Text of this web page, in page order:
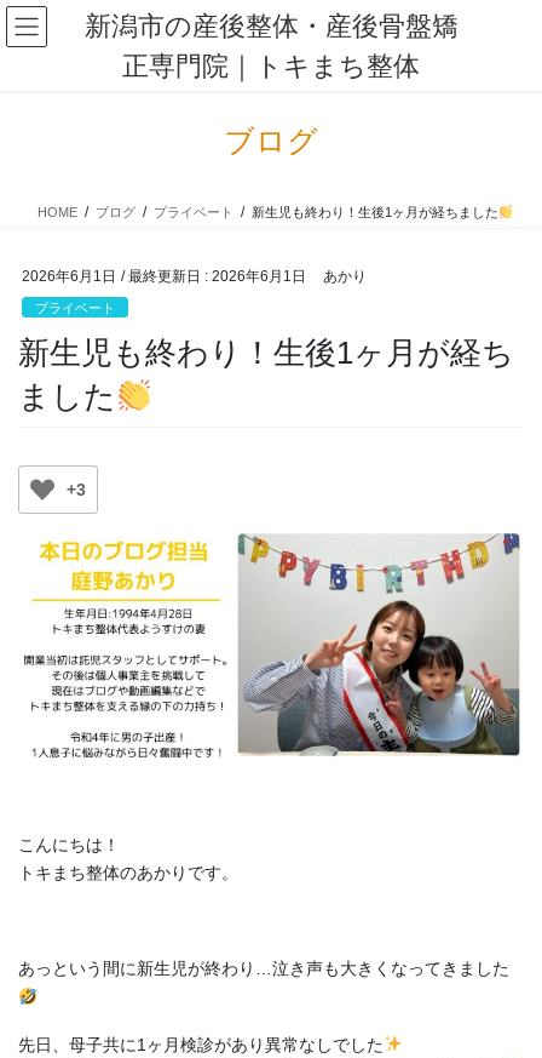
コ
ン
ナ
ビ
新潟市の産後整体・産後骨盤矯
正専門院｜トキまち整体
ブログ
HOME ブログ プライベート 新生児も終わり！生後1ヶ月が経ちました
2026年6月1日 / 最終更新日 : 2026年6月1日 あかり
プライベート
新生児も終わり！生後1ヶ月が経ち
ました
+3
こんにちは！
トキまち整体のあかりです。
あっという間に新生児が終わり…泣き声も大きくなってきました
先日、母子共に1ヶ月検診があり異常なしでした